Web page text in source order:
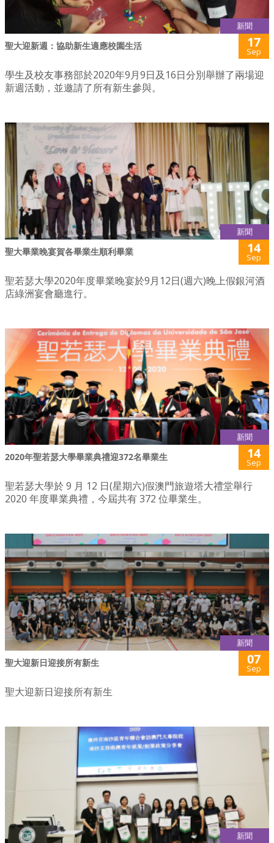
新聞
聖大迎新週：協助新生適應校園生活 17
Sep
學生及校友事務部於2020年9月9日及16日分別舉辦了兩場迎
新週活動，並邀請了所有新生參與。
新聞
聖大畢業晚宴賀各畢業生順利畢業 14
Sep
聖若瑟大學2020年度畢業晚宴於9月12日(週六)晚上假銀河酒
店綠洲宴會廳進行。
新聞
2020年聖若瑟大學畢業典禮迎372名畢業生 14
Sep
聖若瑟大學於 9 月 12 日(星期六)假澳門旅遊塔大禮堂舉行
2020 年度畢業典禮，今屆共有 372 位畢業生。
新聞
聖大迎新日迎接所有新生 07
Sep
聖大迎新日迎接所有新生
新聞